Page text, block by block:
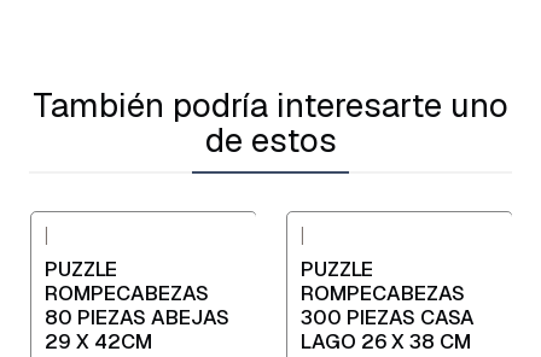
También podría interesarte uno
de estos
PUZZLE
ROMPECABEZAS
80 PIEZAS ABEJAS
29 X 42CM
PUZZLE
ROMPECABEZAS
300 PIEZAS CASA
LAGO 26 X 38 CM